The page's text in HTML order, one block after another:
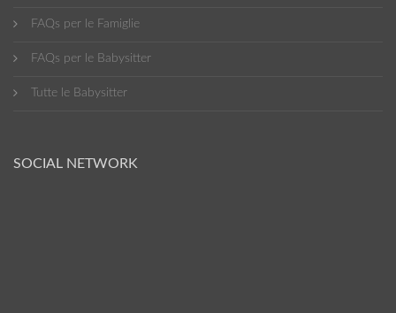
FAQs per le Famiglie
FAQs per le Babysitter
Tutte le Babysitter
SOCIAL NETWORK